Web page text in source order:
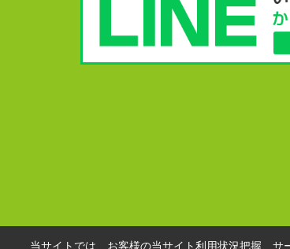
当サイトでは、お客様の当サイト利用状況把握、